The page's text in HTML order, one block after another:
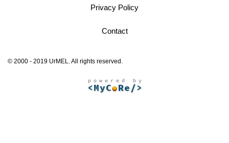
Privacy Policy
Contact
© 2000 - 2019 UrMEL. All rights reserved.